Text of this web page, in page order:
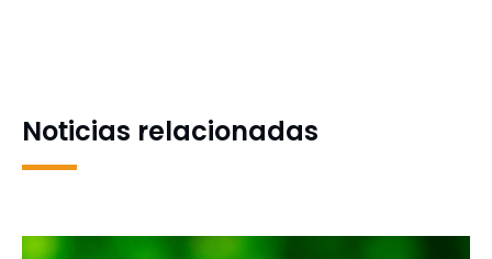
Noticias relacionadas